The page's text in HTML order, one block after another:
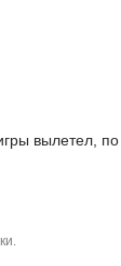
вылетел, по